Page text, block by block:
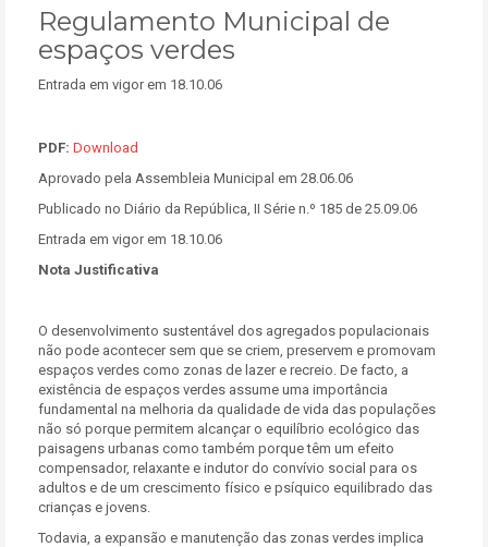
Regulamento Municipal de
espaços verdes
Entrada em vigor em 18.10.06
PDF: Download
Aprovado pela Assembleia Municipal em 28.06.06
Publicado no Diário da República, II Série n.º 185 de 25.09.06
Entrada em vigor em 18.10.06
Nota Justificativa
O desenvolvimento sustentável dos agregados populacionais
não pode acontecer sem que se criem, preservem e promovam
espaços verdes como zonas de lazer e recreio. De facto, a
existência de espaços verdes assume uma importância
fundamental na melhoria da qualidade de vida das populações
não só porque permitem alcançar o equilíbrio ecológico das
paisagens urbanas como também porque têm um efeito
compensador, relaxante e indutor do convívio social para os
adultos e de um crescimento físico e psíquico equilibrado das
crianças e jovens.
Todavia, a expansão e manutenção das zonas verdes implica